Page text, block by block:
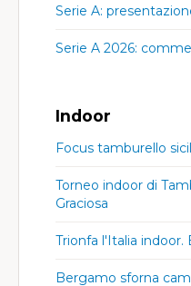
Serie A:
Serie A 2026:
Indoor
Focus tamburello
Torneo indoor di
Graciosa
Trionfa l'Italia indoor.
Bergamo sforna